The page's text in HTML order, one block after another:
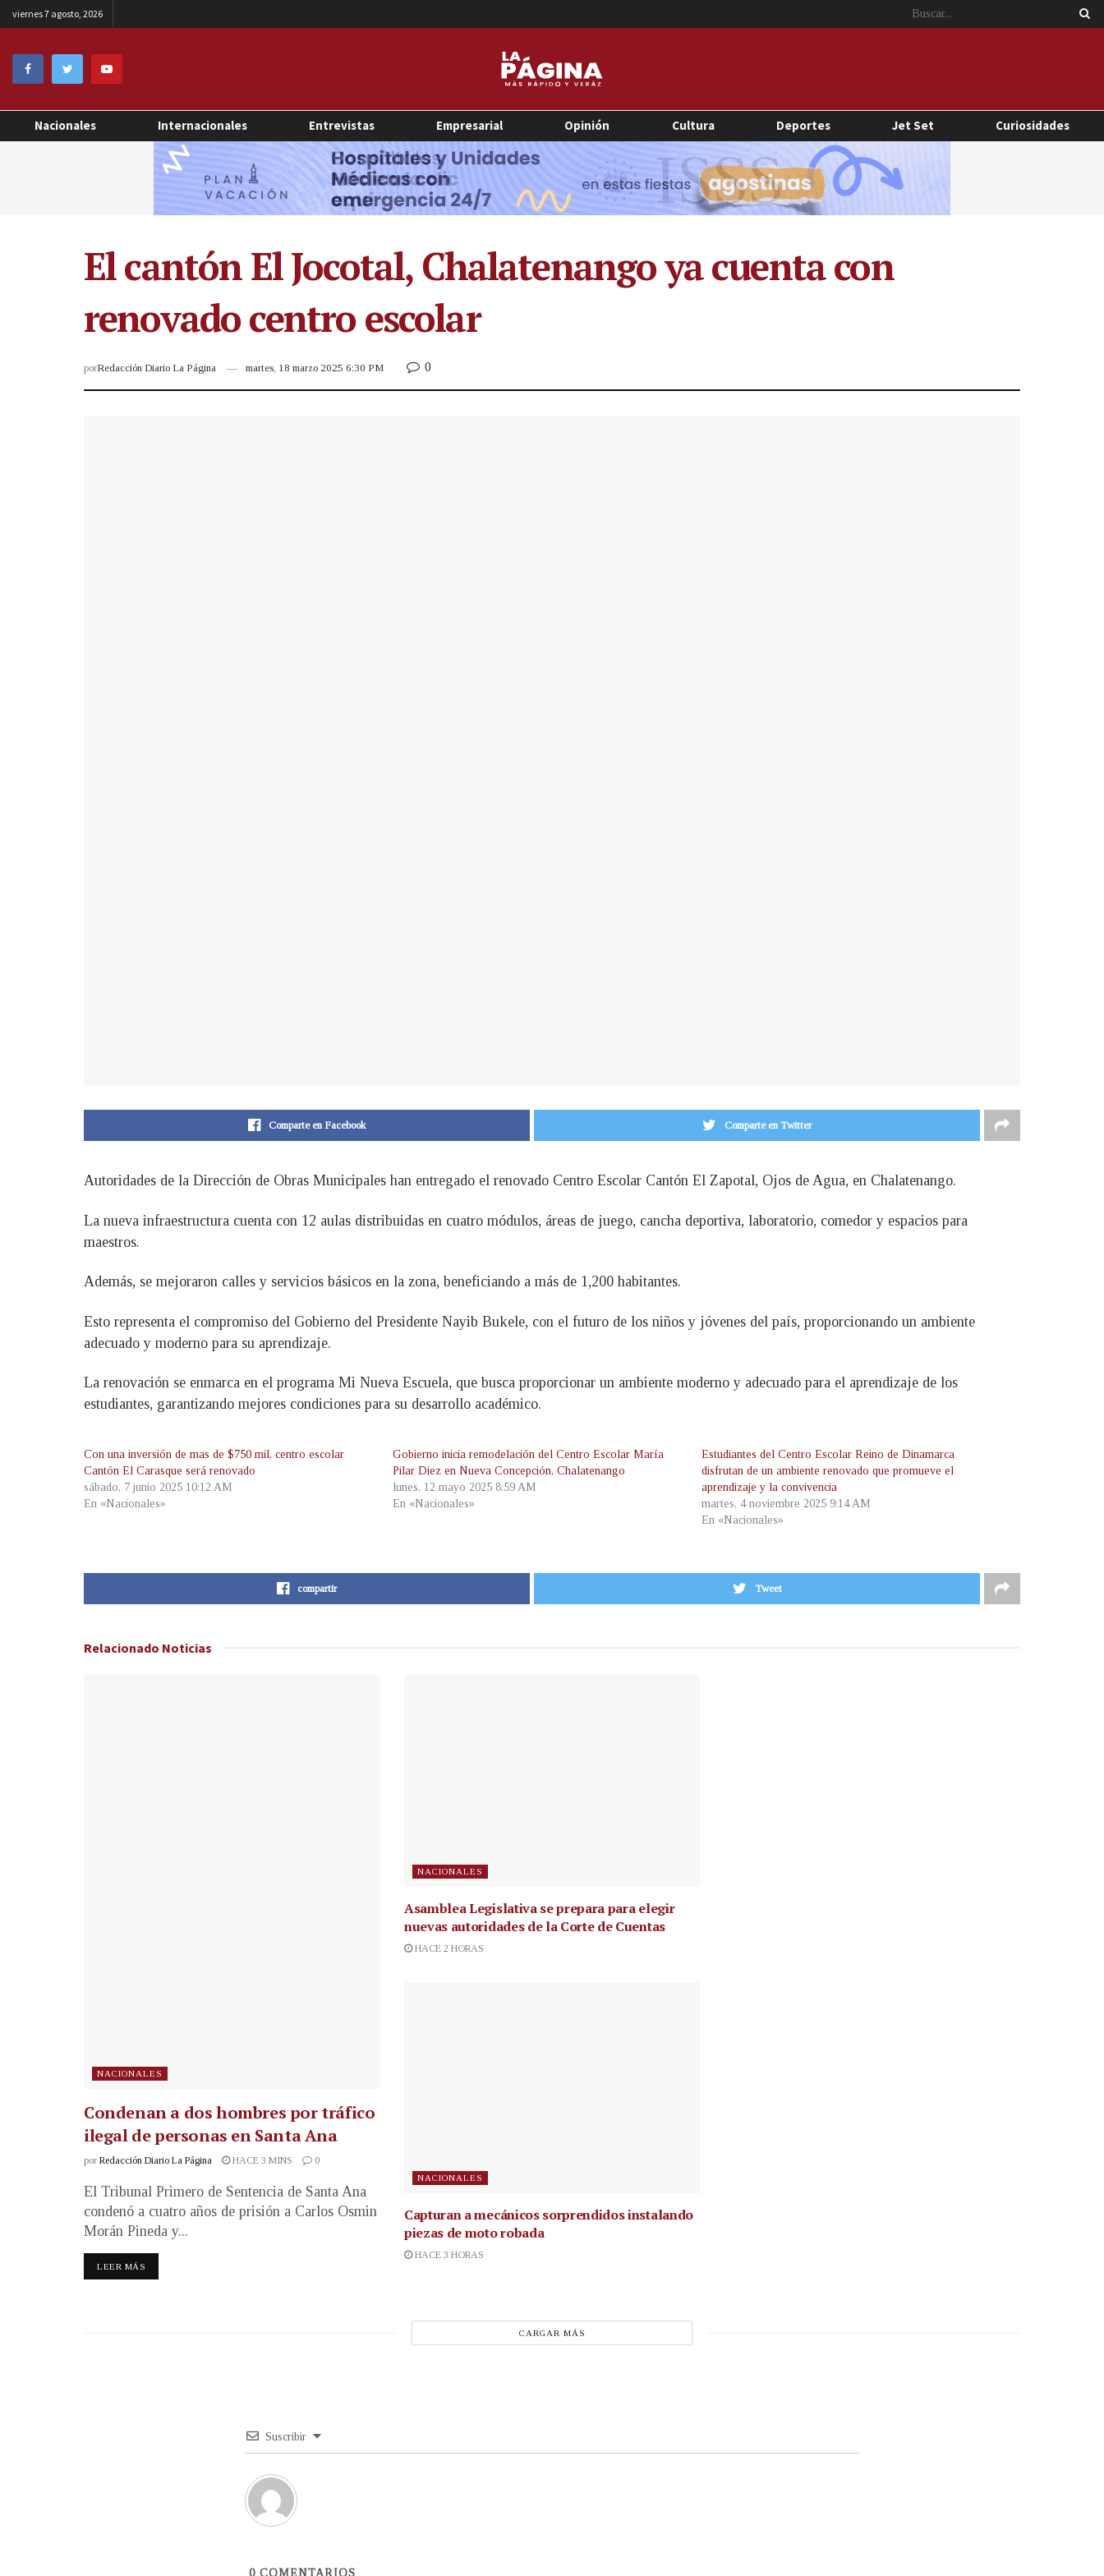
viernes 7 agosto, 2026
Nacionales Internacionales Entrevistas Empresarial Opinión Cultura Deportes Jet Set Curiosidades
El cantón El Jocotal, Chalatenango ya cuenta con
renovado centro escolar
porRedacción Diario La Página martes, 18 marzo 2025 6:30 PM 0
Comparte en Facebook Comparte en Twitter
Autoridades de la Dirección de Obras Municipales han entregado el renovado Centro Escolar Cantón El Zapotal, Ojos de Agua, en Chalatenango.
La nueva infraestructura cuenta con 12 aulas distribuidas en cuatro módulos, áreas de juego, cancha deportiva, laboratorio, comedor y espacios para
maestros.
Además, se mejoraron calles y servicios básicos en la zona, beneficiando a más de 1,200 habitantes.
Esto representa el compromiso del Gobierno del Presidente Nayib Bukele, con el futuro de los niños y jóvenes del país, proporcionando un ambiente
adecuado y moderno para su aprendizaje.
La renovación se enmarca en el programa Mi Nueva Escuela, que busca proporcionar un ambiente moderno y adecuado para el aprendizaje de los
estudiantes, garantizando mejores condiciones para su desarrollo académico.
Con una inversión de mas de $750 mil, centro escolar
Cantón El Carasque será renovado
sábado, 7 junio 2025 10:12 AM
En «Nacionales»
Gobierno inicia remodelación del Centro Escolar María
Pilar Diez en Nueva Concepción, Chalatenango
lunes, 12 mayo 2025 8:59 AM
En «Nacionales»
Estudiantes del Centro Escolar Reino de Dinamarca
disfrutan de un ambiente renovado que promueve el
aprendizaje y la convivencia
martes, 4 noviembre 2025 9:14 AM
En «Nacionales»
compartir Tweet
Relacionado Noticias
NACIONALES
Condenan a dos hombres por tráfico
ilegal de personas en Santa Ana
por Redacción Diario La Página HACE 3 MINS 0
El Tribunal Primero de Sentencia de Santa Ana
condenó a cuatro años de prisión a Carlos Osmin
Morán Pineda y...
LEER MÁS
NACIONALES
Asamblea Legislativa se prepara para elegir
nuevas autoridades de la Corte de Cuentas
HACE 2 HORAS
NACIONALES
Capturan a mecánicos sorprendidos instalando
piezas de moto robada
HACE 3 HORAS
CARGAR MÁS
Suscribir
0 COMENTARIOS